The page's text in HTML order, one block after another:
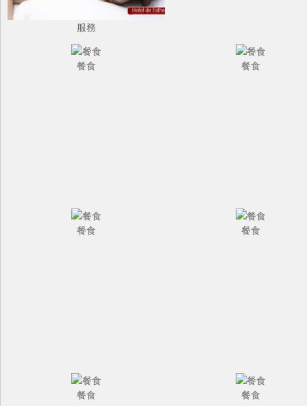
服務
餐食 餐食
餐食 餐食
餐食 餐食